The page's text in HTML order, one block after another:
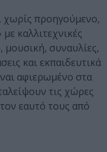
χωρίς προηγούμενο,
καλλιτεχνικές
μουσική, συναυλίες,
και εκπαιδευτικά
αφιερωμένο στα
τις χώρες
εαυτό τους από